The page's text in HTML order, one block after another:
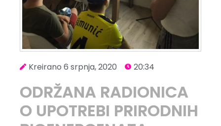
Kreirano 6 srpnja, 2020 20:34
ODRŽANA RADIONICA
O UPOTREBI PRIRODNIH